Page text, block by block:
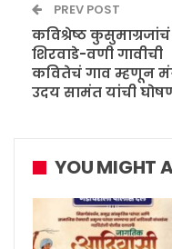
PREV POST
कविश्रेष्ठ कुसुमाग्रजांचं
शिरवाडे-वणी गावीची
कवितेचं गाव म्हणून
उदय सामंत यांची
YOU MIGHT